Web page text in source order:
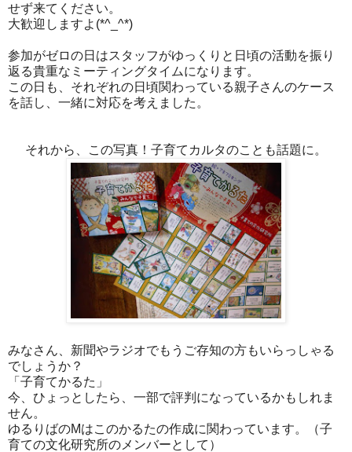
せず来てください。
大歓迎しますよ(*^_^*)
参加がゼロの日はスタッフがゆっくりと日頃の活動を振り
返る貴重なミーティングタイムになります。
この日も、それぞれの日頃関わっている親子さんのケース
を話し、一緒に対応を考えました。
それから、この写真！子育てカルタのことも話題に。
みなさん、新聞やラジオでもうご存知の方もいらっしゃる
でしょうか？
「子育てかるた」
今、ひょっとしたら、一部で評判になっているかもしれま
せん。
ゆるりばのMはこのかるたの作成に関わっています。（子
育ての文化研究所のメンバーとして）